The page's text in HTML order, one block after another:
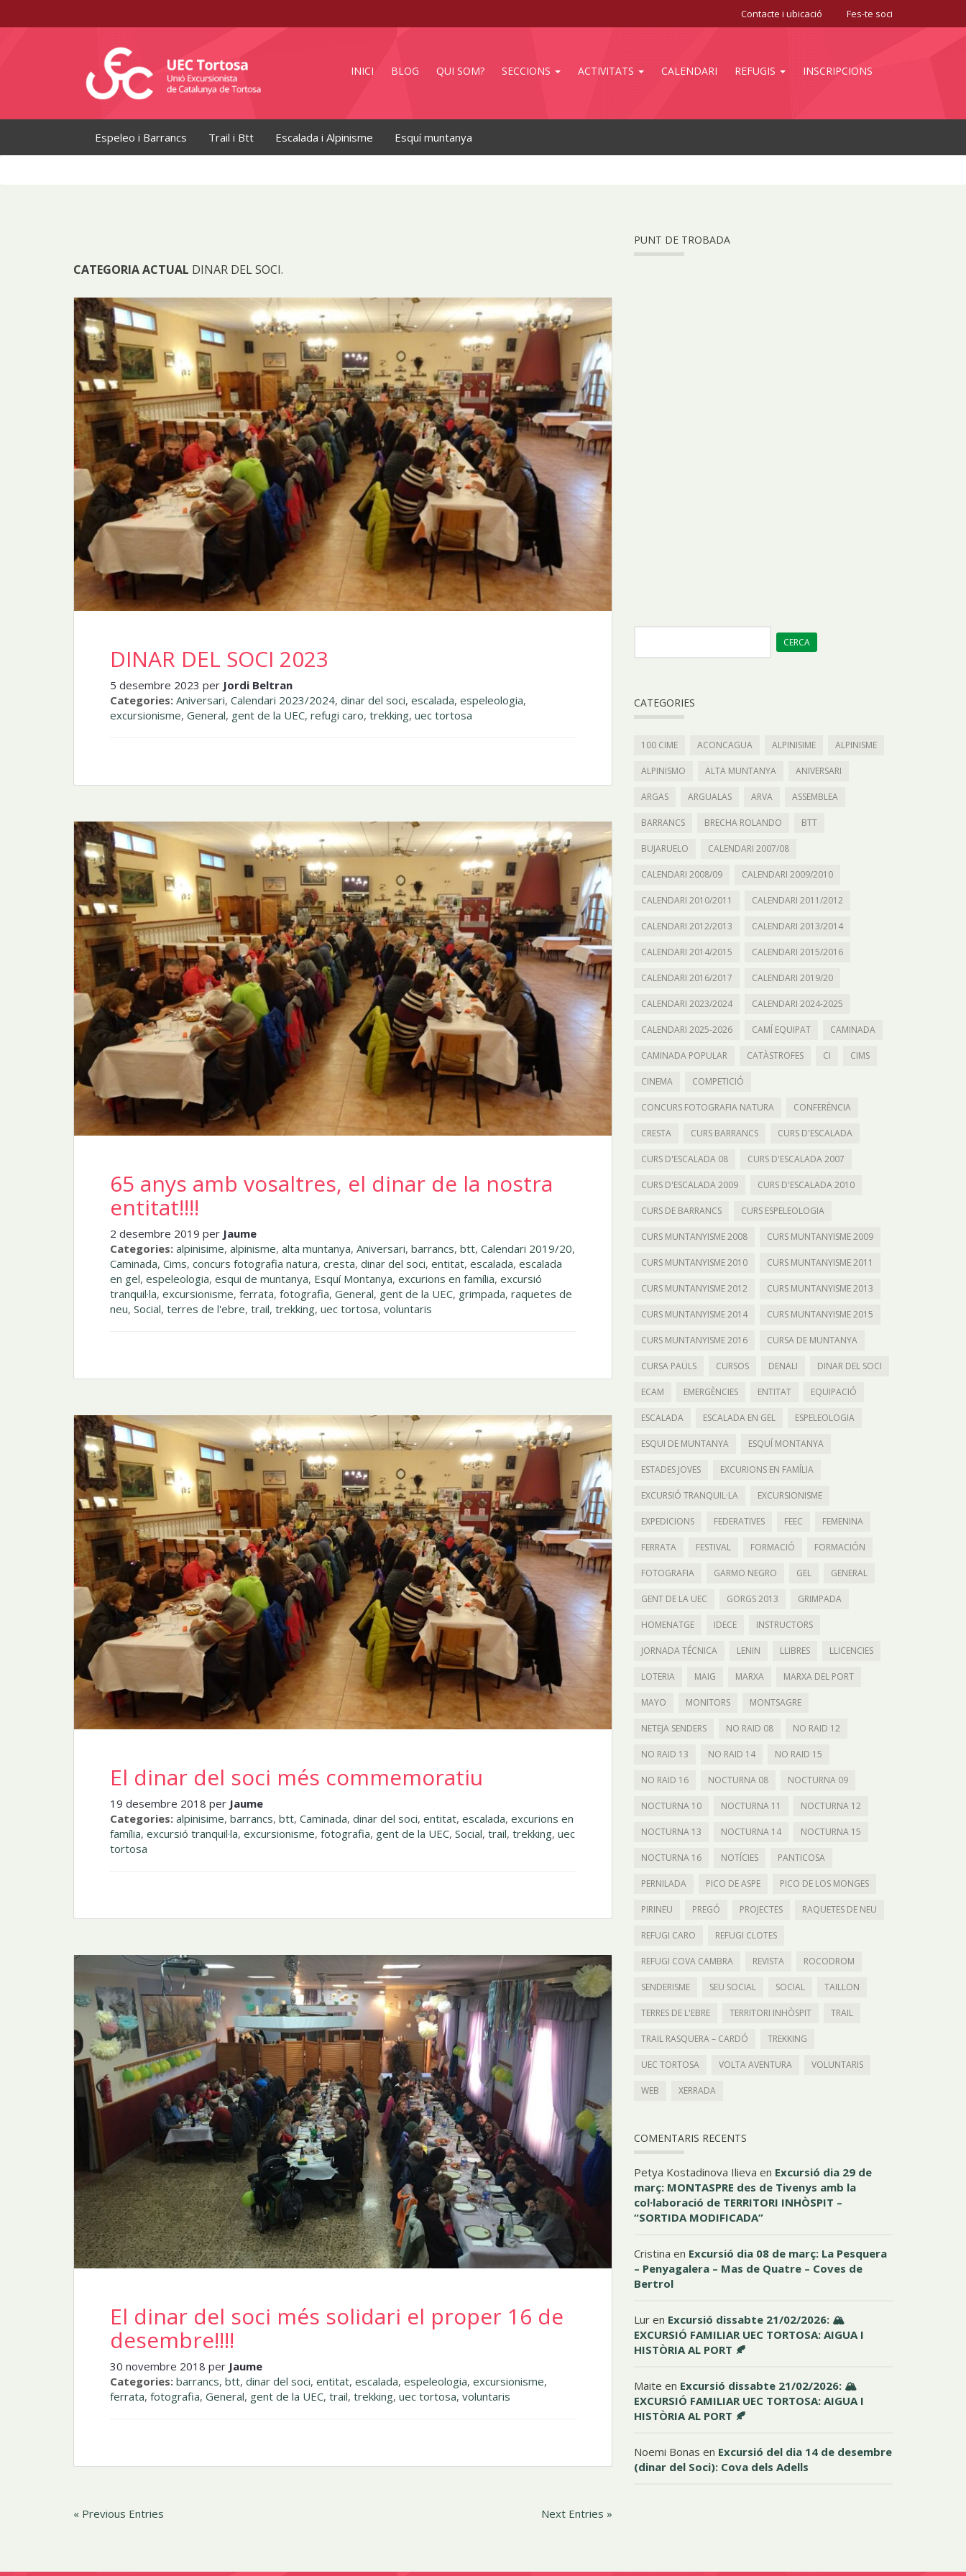
Contacte i ubicació Fes-te soci
INICI BLOG QUI SOM? SECCIONS ACTIVITATS CALENDARI REFUGIS INSCRIPCIONS
Espeleo i Barrancs Trail i Btt Escalada i Alpinisme Esquí muntanya
CATEGORIA ACTUAL DINAR DEL SOCI.
DINAR DEL SOCI 2023
5 desembre 2023 per Jordi Beltran
Categories: Aniversari, Calendari 2023/2024, dinar del soci, escalada, espeleologia,
excursionisme, General, gent de la UEC, refugi caro, trekking, uec tortosa
65 anys amb vosaltres, el dinar de la nostra
entitat!!!!
2 desembre 2019 per Jaume
Categories: alpinisime, alpinisme, alta muntanya, Aniversari, barrancs, btt, Calendari 2019/20,
Caminada, Cims, concurs fotografia natura, cresta, dinar del soci, entitat, escalada, escalada
en gel, espeleologia, esqui de muntanya, Esquí Montanya, excurions en família, excursió
tranquil·la, excursionisme, ferrata, fotografia, General, gent de la UEC, grimpada, raquetes de
neu, Social, terres de l'ebre, trail, trekking, uec tortosa, voluntaris
El dinar del soci més commemoratiu
19 desembre 2018 per Jaume
Categories: alpinisime, barrancs, btt, Caminada, dinar del soci, entitat, escalada, excurions en
família, excursió tranquil·la, excursionisme, fotografia, gent de la UEC, Social, trail, trekking, uec
tortosa
El dinar del soci més solidari el proper 16 de
desembre!!!!
30 novembre 2018 per Jaume
Categories: barrancs, btt, dinar del soci, entitat, escalada, espeleologia, excursionisme,
ferrata, fotografia, General, gent de la UEC, trail, trekking, uec tortosa, voluntaris
« Previous Entries Next Entries »
PUNT DE TROBADA
CATEGORIES
100 CIME ACONCAGUA ALPINISIME ALPINISME
ALPINISMO ALTA MUNTANYA ANIVERSARI
ARGAS ARGUALAS ARVA ASSEMBLEA
BARRANCS BRECHA ROLANDO BTT
BUJARUELO CALENDARI 2007/08
CALENDARI 2008/09 CALENDARI 2009/2010
CALENDARI 2010/2011 CALENDARI 2011/2012
CALENDARI 2012/2013 CALENDARI 2013/2014
CALENDARI 2014/2015 CALENDARI 2015/2016
CALENDARI 2016/2017 CALENDARI 2019/20
CALENDARI 2023/2024 CALENDARI 2024-2025
CALENDARI 2025-2026 CAMÍ EQUIPAT CAMINADA
CAMINADA POPULAR CATÀSTROFES CI CIMS
CINEMA COMPETICIÓ
CONCURS FOTOGRAFIA NATURA CONFERÈNCIA
CRESTA CURS BARRANCS CURS D'ESCALADA
CURS D'ESCALADA 08 CURS D'ESCALADA 2007
CURS D'ESCALADA 2009 CURS D'ESCALADA 2010
CURS DE BARRANCS CURS ESPELEOLOGIA
CURS MUNTANYISME 2008 CURS MUNTANYISME 2009
CURS MUNTANYISME 2010 CURS MUNTANYISME 2011
CURS MUNTANYISME 2012 CURS MUNTANYISME 2013
CURS MUNTANYISME 2014 CURS MUNTANYISME 2015
CURS MUNTANYISME 2016 CURSA DE MUNTANYA
CURSA PAÜLS CURSOS DENALI DINAR DEL SOCI
ECAM EMERGÈNCIES ENTITAT EQUIPACIÓ
ESCALADA ESCALADA EN GEL ESPELEOLOGIA
ESQUI DE MUNTANYA ESQUÍ MONTANYA
ESTADES JOVES EXCURIONS EN FAMÍLIA
EXCURSIÓ TRANQUIL·LA EXCURSIONISME
EXPEDICIONS FEDERATIVES FEEC FEMENINA
FERRATA FESTIVAL FORMACIÓ FORMACIÓN
FOTOGRAFIA GARMO NEGRO GEL GENERAL
GENT DE LA UEC GORGS 2013 GRIMPADA
HOMENATGE IDECE INSTRUCTORS
JORNADA TÉCNICA LENIN LLIBRES LLICENCIES
LOTERIA MAIG MARXA MARXA DEL PORT
MAYO MONITORS MONTSAGRE
NETEJA SENDERS NO RAID 08 NO RAID 12
NO RAID 13 NO RAID 14 NO RAID 15
NO RAID 16 NOCTURNA 08 NOCTURNA 09
NOCTURNA 10 NOCTURNA 11 NOCTURNA 12
NOCTURNA 13 NOCTURNA 14 NOCTURNA 15
NOCTURNA 16 NOTÍCIES PANTICOSA
PERNILADA PICO DE ASPE PICO DE LOS MONGES
PIRINEU PREGÓ PROJECTES RAQUETES DE NEU
REFUGI CARO REFUGI CLOTES
REFUGI COVA CAMBRA REVISTA ROCODROM
SENDERISME SEU SOCIAL SOCIAL TAILLON
TERRES DE L'EBRE TERRITORI INHÒSPIT TRAIL
TRAIL RASQUERA – CARDÓ TREKKING
UEC TORTOSA VOLTA AVENTURA VOLUNTARIS
WEB XERRADA
COMENTARIS RECENTS
Petya Kostadinova Ilieva en Excursió dia 29 de
març: MONTASPRE des de Tivenys amb la
col·laboració de TERRITORI INHÒSPIT –
“SORTIDA MODIFICADA”
Cristina en Excursió dia 08 de març: La Pesquera
– Penyagalera – Mas de Quatre – Coves de
Bertrol
Lur en Excursió dissabte 21/02/2026: 🏔️
EXCURSIÓ FAMILIAR UEC TORTOSA: AIGUA I
HISTÒRIA AL PORT 🍂
Maite en Excursió dissabte 21/02/2026: 🏔️
EXCURSIÓ FAMILIAR UEC TORTOSA: AIGUA I
HISTÒRIA AL PORT 🍂
Noemi Bonas en Excursió del dia 14 de desembre
(dinar del Soci): Cova dels Adells